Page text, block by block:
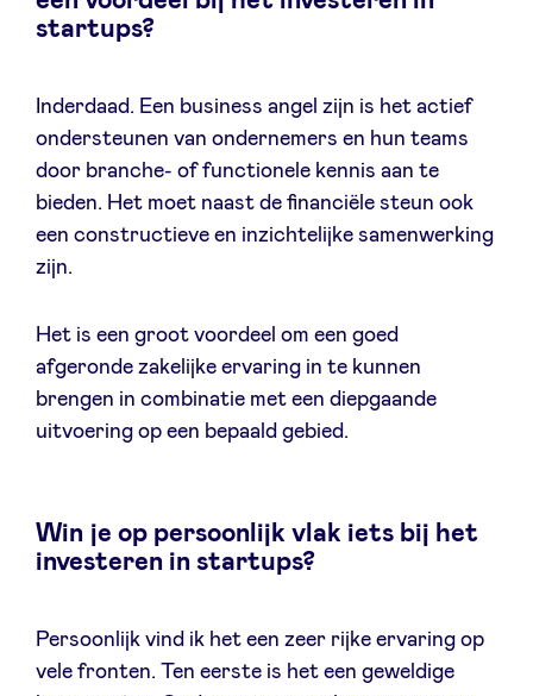
startups?
Inderdaad. Een business angel zijn is het actief
ondersteunen van ondernemers en hun teams
door branche- of functionele kennis aan te
bieden. Het moet naast de financiële steun ook
een constructieve en inzichtelijke samenwerking
zijn.
Het is een groot voordeel om een goed
afgeronde zakelijke ervaring in te kunnen
brengen in combinatie met een diepgaande
uitvoering op een bepaald gebied.
Win je op persoonlijk vlak iets bij het
investeren in startups?
Persoonlijk vind ik het een zeer rijke ervaring op
vele fronten. Ten eerste is het een geweldige